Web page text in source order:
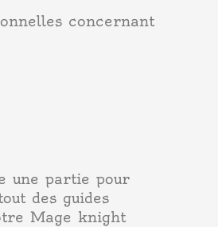
concernant
une partie pour
des guides
Mage knight